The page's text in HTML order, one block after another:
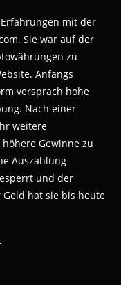
mit der
Sie war auf der
zu
Anfangs
versprach hohe
Nach einer
weitere
Gewinne zu
Auszahlung
und der
hat sie bis heute